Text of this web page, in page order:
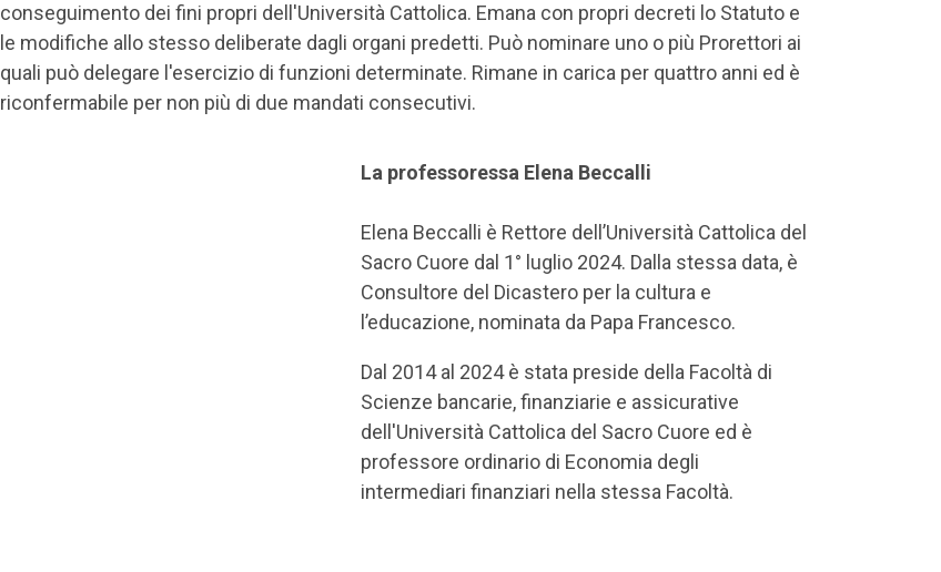
conseguimento dei fini propri dell'Università Cattolica. Emana con propri decreti lo Statuto e
le modifiche allo stesso deliberate dagli organi predetti. Può nominare uno o più Prorettori ai
quali può delegare l'esercizio di funzioni determinate. Rimane in carica per quattro anni ed è
riconfermabile per non più di due mandati consecutivi.
La professoressa Elena Beccalli
Elena Beccalli è Rettore dell’Università Cattolica del
Sacro Cuore dal 1° luglio 2024. Dalla stessa data, è
Consultore del Dicastero per la cultura e
l’educazione, nominata da Papa Francesco.
Dal 2014 al 2024 è stata preside della Facoltà di
Scienze bancarie, finanziarie e assicurative
dell'Università Cattolica del Sacro Cuore ed è
professore ordinario di Economia degli
intermediari finanziari nella stessa Facoltà.